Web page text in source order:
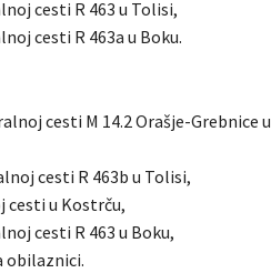
cesti R 463 u Tolisi,
cesti R 463a u Boku.
cesti M 14.2 Orašje-Grebnice u
cesti R 463b u Tolisi,
cesti u Kostrču,
cesti R 463 u Boku,
obilaznici.